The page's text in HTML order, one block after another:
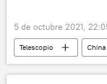
5 de octubre 2021,
Telescopio China
reactor nuclear